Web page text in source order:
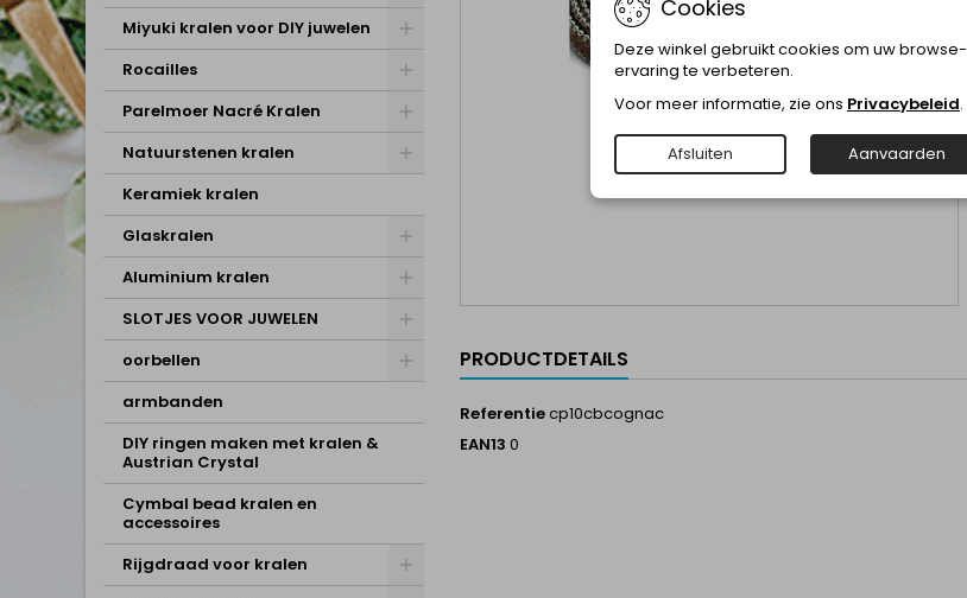
Miyuki kralen voor DIY juwelen
Rocailles
Parelmoer Nacré Kralen
Natuurstenen kralen
Keramiek kralen
Glaskralen
Aluminium kralen
SLOTJES VOOR JUWELEN
oorbellen
armbanden
DIY ringen maken met kralen &
Austrian Crystal
Cymbal bead kralen en
accessoires
Rijgdraad voor kralen
PRODUCTDETAILS
Referentiecp10cbcognac
EAN13 0
Cookies
Deze winkel gebruikt cookies om uw browse-
ervaring te verbeteren.
Voor meer informatie, zie ons Privacybeleid.
Afsluiten Aanvaarden